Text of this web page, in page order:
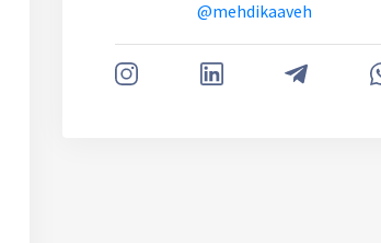
@mehdikaaveh